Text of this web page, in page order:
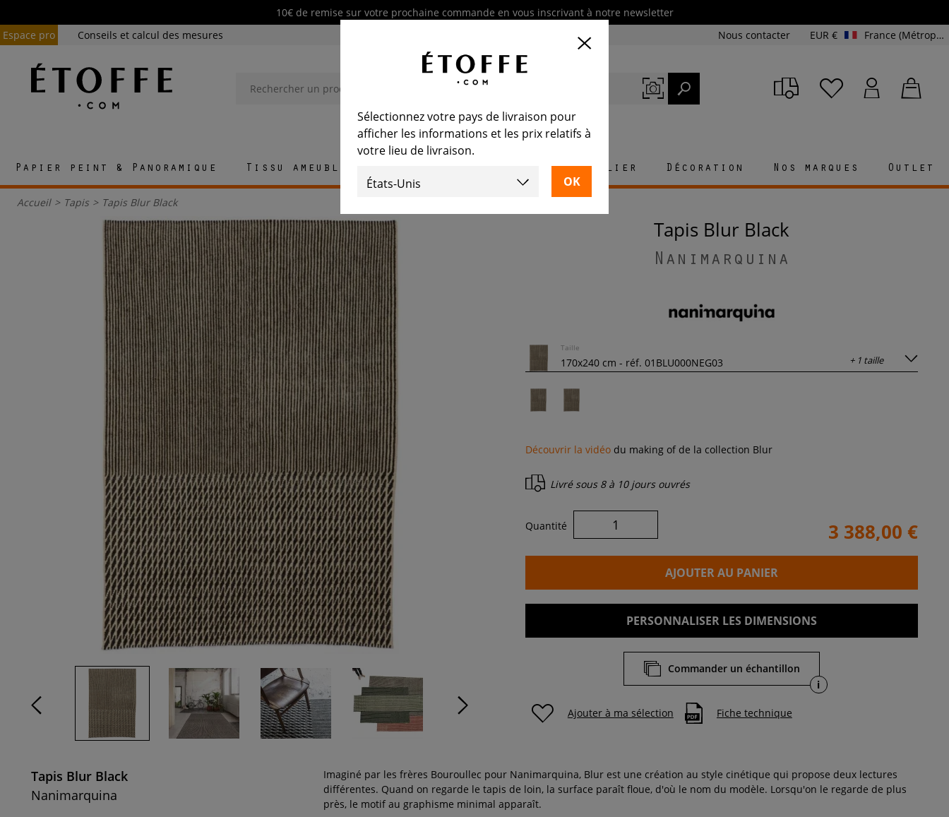
10€ de remise sur votre prochaine commande en vous inscrivant à notre newsletter
Espace pro
Conseils et calcul des mesures Nous contacter EUR € France (Métropolitaine et Corse)
Papier peint & Panoramique Tissu ameublement Mobilier Décoration Nos marques Outlet
Accueil > Tapis > Tapis Blur Black
Tapis Blur Black
Nanimarquina
+ 1 taille
Taille
Découvrir la vidéodu making of de la collection Blur
Livré sous 8 à 10 jours ouvrés
Quantité 3 388,00 €
AJOUTER AU PANIER
PERSONNALISER LES DIMENSIONS
Commander un échantillon
i
Ajouter à ma sélection Fiche technique
Tapis Blur Black
Nanimarquina
Imaginé par les frères Bouroullec pour Nanimarquina, Blur est une création au style cinétique qui propose deux lectures
différentes. Quand on regarde le tapis de loin, la surface paraît floue, d'où le nom du modèle. Lorsqu'on le regarde de plus
près, le motif au graphisme minimal apparaît.
Sélectionnez votre pays de livraison pour
afficher les informations et les prix relatifs à
votre lieu de livraison.